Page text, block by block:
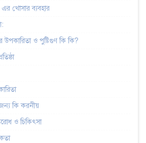
খোসার ব্যবহার
ও পুষ্টিগুণ কি কি?
জন্য কি করনীয়
ও চিকিৎসা